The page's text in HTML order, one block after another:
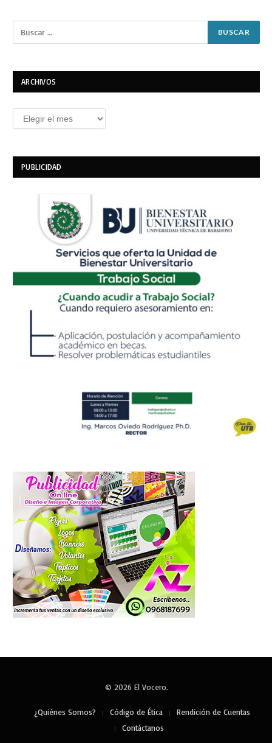
ARCHIVOS
Archivos
PUBLICIDAD
© 2026 El Vocero.
¿Quiénes Somos? Código de Ética
Rendición de Cuentas
Contáctanos